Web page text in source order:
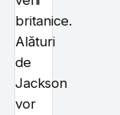
britanice.
Alături
de
Jackson
vor